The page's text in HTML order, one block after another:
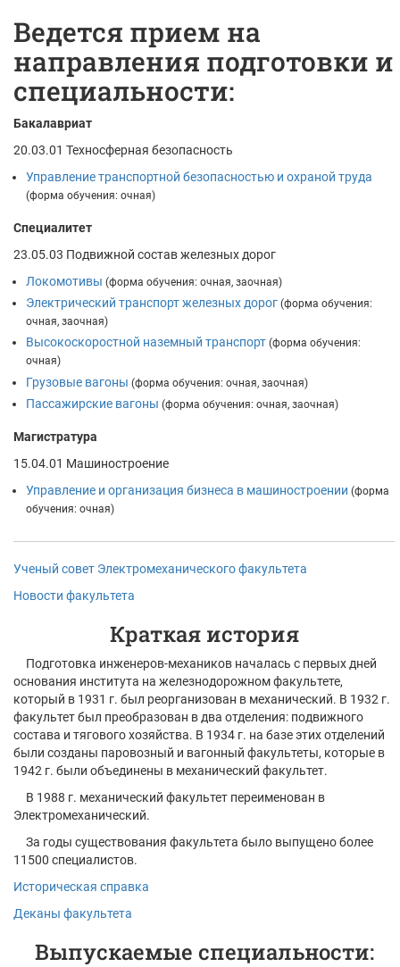
Ведется прием на
направления подготовки и
специальности:
Бакалавриат
20.03.01 Техносферная безопасность
Управление транспортной безопасностью и охраной труда
(форма обучения: очная)
Специалитет
23.05.03 Подвижной состав железных дорог
Локомотивы (форма обучения: очная, заочная)
Электрический транспорт железных дорог (форма обучения:
очная, заочная)
Высокоскоростной наземный транспорт (форма обучения:
очная)
Грузовые вагоны (форма обучения: очная, заочная)
Пассажирские вагоны (форма обучения: очная, заочная)
Магистратура
15.04.01 Машиностроение
Управление и организация бизнеса в машиностроении (форма
обучения: очная)
Ученый совет Электромеханического факультета
Новости факультета
Краткая история
Подготовка инженеров-механиков началась с первых дней
основания института на железнодорожном факультете,
который в 1931 г. был реорганизован в механический. В 1932 г.
факультет был преобразован в два отделения: подвижного
состава и тягового хозяйства. В 1934 г. на базе этих отделений
были созданы паровозный и вагонный факультеты, которые в
1942 г. были объединены в механический факультет.
В 1988 г. механический факультет переименован в
Электромеханический.
За годы существования факультета было выпущено более
11500 специалистов.
Историческая справка
Деканы факультета
Выпускаемые специальности: